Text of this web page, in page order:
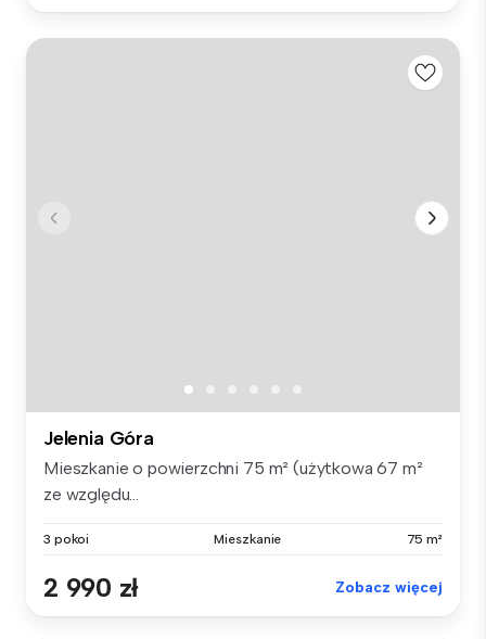
Jelenia Góra
Mieszkanie o powierzchni 75 m² (użytkowa 67 m²
ze względu...
3 pokoi Mieszkanie 75 m²
2 990 zł Zobacz więcej